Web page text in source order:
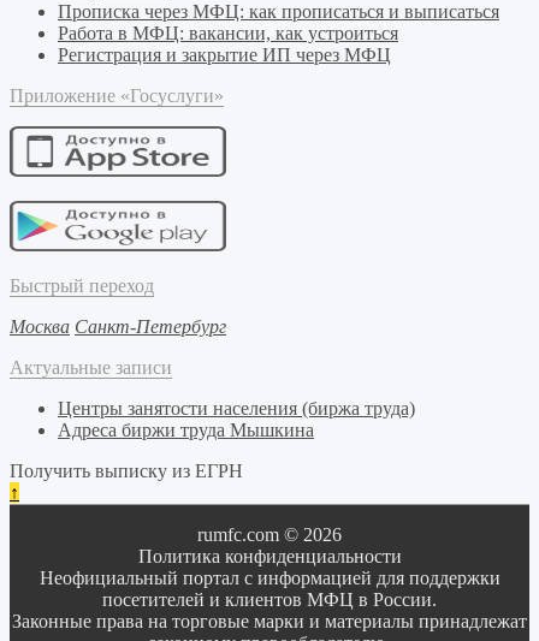
Прописка через МФЦ: как прописаться и выписаться
Работа в МФЦ: вакансии, как устроиться
Регистрация и закрытие ИП через МФЦ
Приложение «Госуслуги»
Быстрый переход
Москва Санкт-Петербург
Актуальные записи
Центры занятости населения (биржа труда)
Адреса биржи труда Мышкина
Получить выписку из ЕГРН
↑
rumfc.com © 2026
Политика конфиденциальности
Неофициальный портал с информацией для поддержки
посетителей и клиентов МФЦ в России.
Законные права на торговые марки и материалы принадлежат